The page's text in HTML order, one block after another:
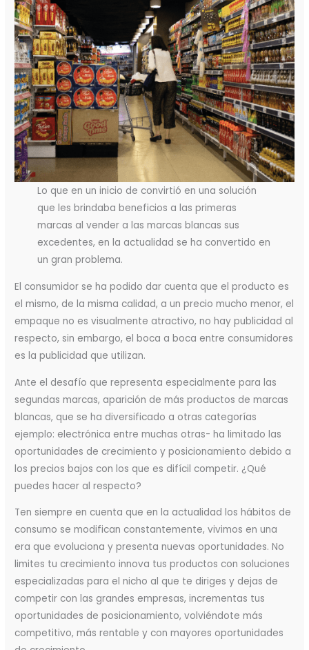
Lo que en un inicio de convirtió en una solución
que les brindaba beneficios a las primeras
marcas al vender a las marcas blancas sus
excedentes, en la actualidad se ha convertido en
un gran problema.
El consumidor se ha podido dar cuenta que el producto es
el mismo, de la misma calidad, a un precio mucho menor, el
empaque no es visualmente atractivo, no hay publicidad al
respecto, sin embargo, el boca a boca entre consumidores
es la publicidad que utilizan.
Ante el desafío que representa especialmente para las
segundas marcas, aparición de más productos de marcas
blancas, que se ha diversificado a otras categorías
ejemplo: electrónica entre muchas otras- ha limitado las
oportunidades de crecimiento y posicionamiento debido a
los precios bajos con los que es difícil competir. ¿Qué
puedes hacer al respecto?
Ten siempre en cuenta que en la actualidad los hábitos de
consumo se modifican constantemente, vivimos en una
era que evoluciona y presenta nuevas oportunidades. No
limites tu crecimiento innova tus productos con soluciones
especializadas para el nicho al que te diriges y dejas de
competir con las grandes empresas, incrementas tus
oportunidades de posicionamiento, volviéndote más
competitivo, más rentable y con mayores oportunidades